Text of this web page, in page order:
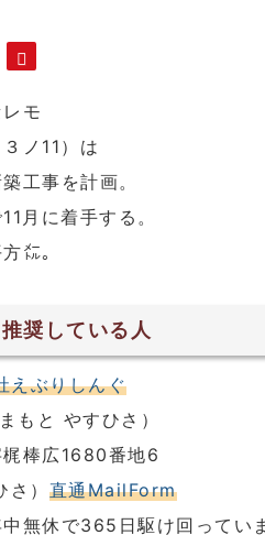
モ
ノ11）は
工事を計画。
月に着手する。
㍍。
奨している人
えぶりしんぐ
もと やすひさ）
棒広1680番地6
） 直通MailForm
無休で365日駆け回ってい